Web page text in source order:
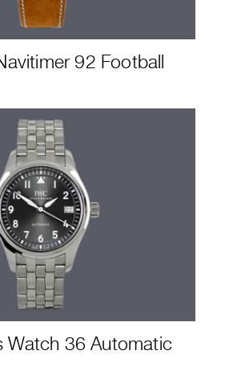
92 Football
Watch 36 Automatic